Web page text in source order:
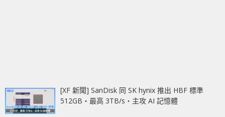
[XF 新聞] SanDisk 同 SK hynix 推出 HBF 標準
512GB‧最高 3TB/s‧主攻 AI 記憶體